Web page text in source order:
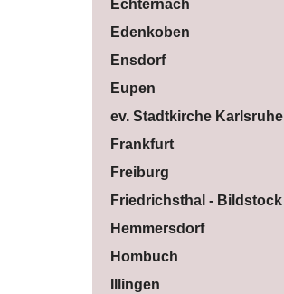
Echternach
Edenkoben
Ensdorf
Eupen
ev. Stadtkirche Karlsruhe
Frankfurt
Freiburg
Friedrichsthal - Bildstock
Hemmersdorf
Hombuch
Illingen